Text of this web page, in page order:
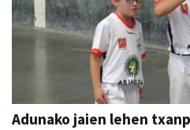
Adunako jaien lehen